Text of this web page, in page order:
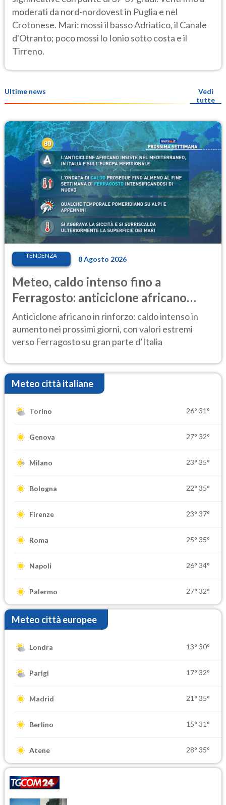
moderati da nord-nordovest in Puglia e nel
Crotonese. Mari: mossi il basso Adriatico, il Canale
d'Otranto; poco mossi lo Ionio sotto costa e il
Tirreno.
Ultime news
Vedi
tutte
TENDENZA 8 Agosto 2026
Meteo, caldo intenso fino a
Ferragosto: anticiclone africano
ancora protagonista
Anticiclone africano in rinforzo: caldo intenso in
aumento nei prossimi giorni, con valori estremi
verso Ferragosto su gran parte d’Italia
Meteo città italiane
Torino 26° 31°
Genova 27° 32°
Milano 23° 35°
Bologna 22° 35°
Firenze 23° 37°
Roma 25° 35°
Napoli 26° 34°
Palermo 27° 32°
Meteo città europee
Londra 13° 30°
Parigi 17° 32°
Madrid 21° 35°
Berlino 15° 31°
Atene 28° 35°